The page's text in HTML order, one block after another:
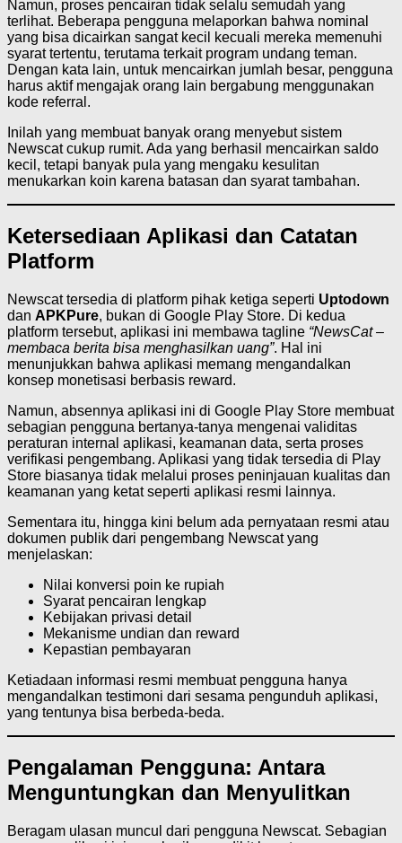
Namun, proses pencairan tidak selalu semudah yang
terlihat. Beberapa pengguna melaporkan bahwa nominal
yang bisa dicairkan sangat kecil kecuali mereka memenuhi
syarat tertentu, terutama terkait program undang teman.
Dengan kata lain, untuk mencairkan jumlah besar, pengguna
harus aktif mengajak orang lain bergabung menggunakan
kode referral.
Inilah yang membuat banyak orang menyebut sistem
Newscat cukup rumit. Ada yang berhasil mencairkan saldo
kecil, tetapi banyak pula yang mengaku kesulitan
menukarkan koin karena batasan dan syarat tambahan.
Ketersediaan Aplikasi dan Catatan
Platform
Newscat tersedia di platform pihak ketiga seperti Uptodown
dan APKPure, bukan di Google Play Store. Di kedua
platform tersebut, aplikasi ini membawa tagline “NewsCat –
membaca berita bisa menghasilkan uang”. Hal ini
menunjukkan bahwa aplikasi memang mengandalkan
konsep monetisasi berbasis reward.
Namun, absennya aplikasi ini di Google Play Store membuat
sebagian pengguna bertanya-tanya mengenai validitas
peraturan internal aplikasi, keamanan data, serta proses
verifikasi pengembang. Aplikasi yang tidak tersedia di Play
Store biasanya tidak melalui proses peninjauan kualitas dan
keamanan yang ketat seperti aplikasi resmi lainnya.
Sementara itu, hingga kini belum ada pernyataan resmi atau
dokumen publik dari pengembang Newscat yang
menjelaskan:
Nilai konversi poin ke rupiah
Syarat pencairan lengkap
Kebijakan privasi detail
Mekanisme undian dan reward
Kepastian pembayaran
Ketiadaan informasi resmi membuat pengguna hanya
mengandalkan testimoni dari sesama pengunduh aplikasi,
yang tentunya bisa berbeda-beda.
Pengalaman Pengguna: Antara
Menguntungkan dan Menyulitkan
Beragam ulasan muncul dari pengguna Newscat. Sebagian